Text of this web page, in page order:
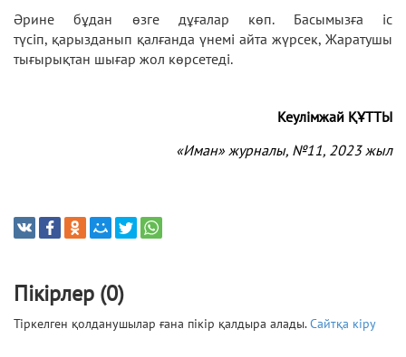
Әрине бұдан өзге дұғалар көп. Басымызға іс
түсіп, қарызданып қалғанда үнемі айта жүрсек, Жаратушы
тығырықтан шығар жол көрсетеді.
Кеулімжай ҚҰТТЫ
«Иман» журналы, №11, 2023 жыл
Пікірлер (0)
Тіркелген қолданушылар ғана пікір қалдыра алады.Сайтқа кіру